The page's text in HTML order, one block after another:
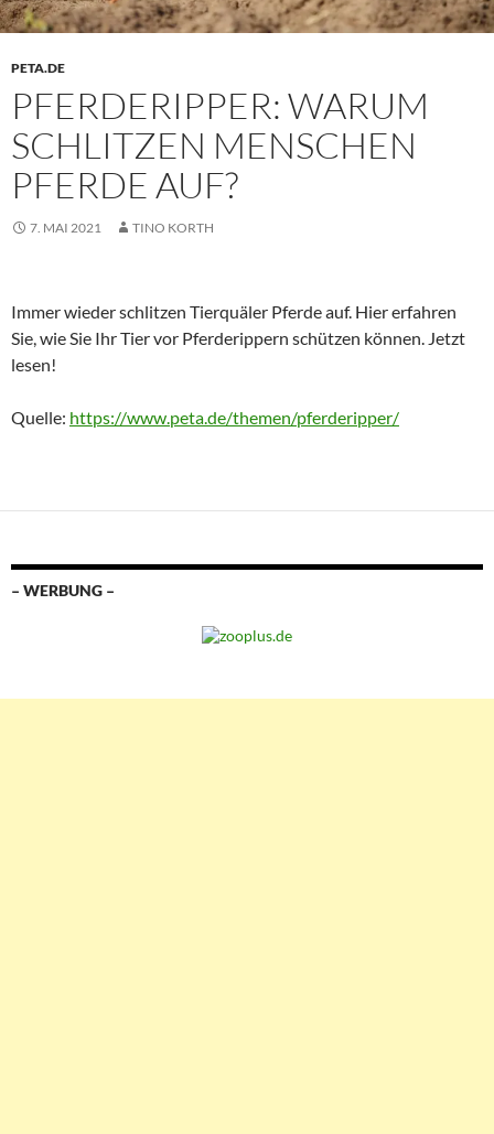
PETA.DE
PFERDERIPPER: WARUM
SCHLITZEN MENSCHEN
PFERDE AUF?
7. MAI 2021 TINO KORTH
Immer wieder schlitzen Tierquäler Pferde auf. Hier erfahren
Sie, wie Sie Ihr Tier vor Pferderippern schützen können. Jetzt
lesen!
Quelle: https://www.peta.de/themen/pferderipper/
– WERBUNG –